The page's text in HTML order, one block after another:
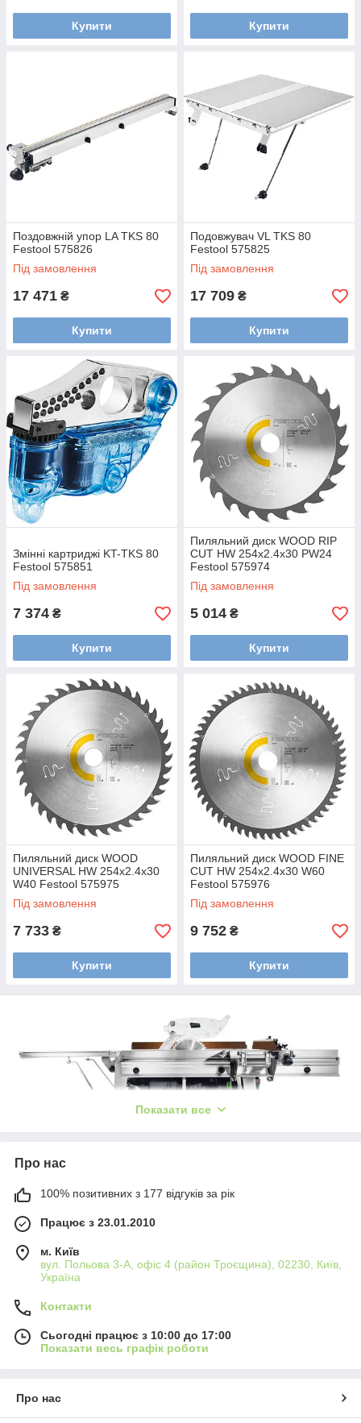
Купити Купити
Поздовжній упор LA TKS 80
Festool 575826
Під замовлення
17 471 ₴
Купити
Подовжувач VL TKS 80
Festool 575825
Під замовлення
17 709 ₴
Купити
Змінні картриджі KT-TKS 80
Festool 575851
Під замовлення
7 374 ₴
Купити
Пиляльний диск WOOD RIP
CUT HW 254x2.4x30 PW24
Festool 575974
Під замовлення
5 014 ₴
Купити
Пиляльний диск WOOD
UNIVERSAL HW 254x2.4x30
W40 Festool 575975
Під замовлення
7 733 ₴
Купити
Пиляльний диск WOOD FINE
CUT HW 254x2.4x30 W60
Festool 575976
Під замовлення
9 752 ₴
Купити
Монтажна дискова пила із захистом SawStop TKS 80
Тільки в одній Німеччині щорічно реєструються понад 4000
до інвалідності через трудове каліцтво (Статистика Головного
об'єднання німецького державного страхування від нещасних
Показати все
Про нас
100% позитивних з 177 відгуків за рік
Працює з 23.01.2010
м. Київ
вул. Польова 3-А, офіс 4 (район Троєщина), 02230, Київ,
Україна
Контакти
Сьогодні працює з 10:00 до 17:00
Показати весь графік роботи
Про нас